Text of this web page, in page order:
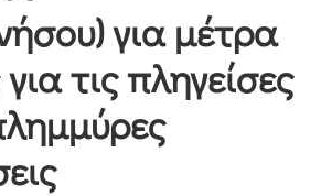
για μέτρα
τις πληγείσες